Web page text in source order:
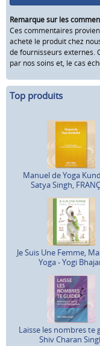
Remarque sur les
Ces commentaires
acheté le produit chez
de fournisseurs externes.
par nos soins et, le cas
Top produits
Manuel de Yoga
Satya Singh,
Je Suis Une Femme,
Yoga - Yogi
Laisse les nombres te
Shiv Charan